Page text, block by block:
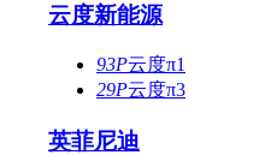
云度新能源
93P云度π1
29P云度π3
英菲尼迪